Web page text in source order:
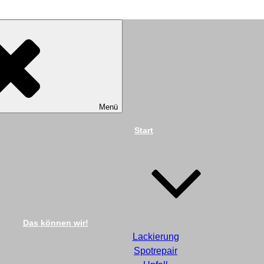
DIEKMANN
Menü
Start
Das können wir!
Lackierung
Spotrepair